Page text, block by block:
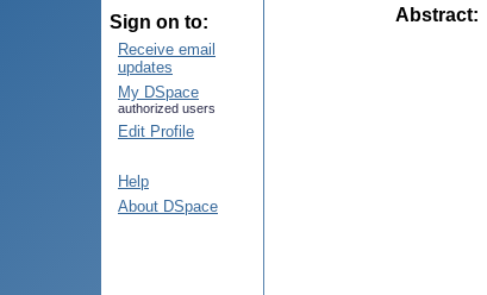
Sign on to:
Receive email
updates
My DSpace
authorized users
Edit Profile
Help
About DSpace
Abstract: